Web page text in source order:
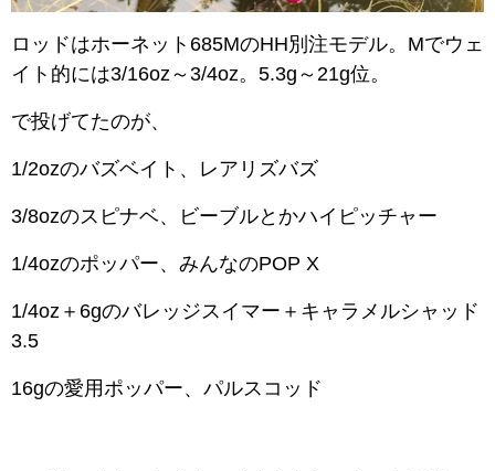
ロッドはホーネット685MのHH別注モデル。Mでウェ
イト的には3/16oz～3/4oz。5.3g～21g位。
で投げてたのが、
1/2ozのバズベイト、レアリズバズ
3/8ozのスピナベ、ビーブルとかハイピッチャー
1/4ozのポッパー、みんなのPOP X
1/4oz＋6gのバレッジスイマー＋キャラメルシャッド
3.5
16gの愛用ポッパー、パルスコッド